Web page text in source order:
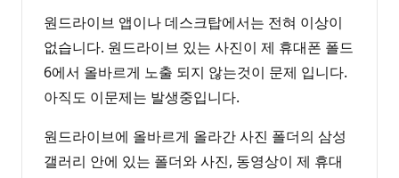
원드라이브 앱이나 데스크탑에서는 전혀 이상이
없습니다. 원드라이브 있는 사진이 제 휴대폰 폴드
6에서 올바르게 노출 되지 않는것이 문제 입니다.
아직도 이문제는 발생중입니다.
원드라이브에 올바르게 올라간 사진 폴더의 삼성
갤러리 안에 있는 폴더와 사진, 동영상이 제 휴대